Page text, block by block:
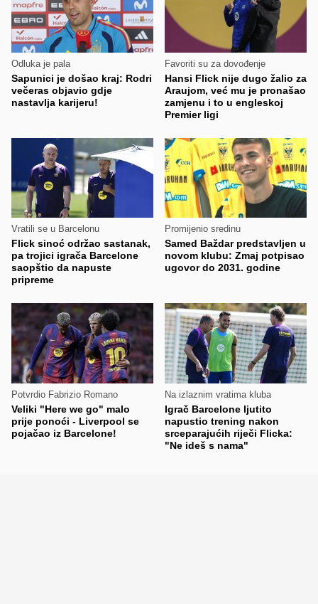
Odluka je pala
Sapunici je došao kraj: Rodri
večeras objavio gdje
nastavlja karijeru!
Favoriti su za dovođenje
Hansi Flick nije dugo žalio za
Araujom, već mu je pronašao
zamjenu i to u engleskoj
Premier ligi
Vratili se u Barcelonu
Flick sinoć održao sastanak,
pa trojici igrača Barcelone
saopštio da napuste
pripreme
Promijenio sredinu
Samed Baždar predstavljen u
novom klubu: Zmaj potpisao
ugovor do 2031. godine
Potvrdio Fabrizio Romano
Veliki "Here we go" malo
prije ponoći - Liverpool se
pojačao iz Barcelone!
Na izlaznim vratima kluba
Igrač Barcelone ljutito
napustio trening nakon
srceparajućih riječi Flicka:
"Ne ideš s nama"